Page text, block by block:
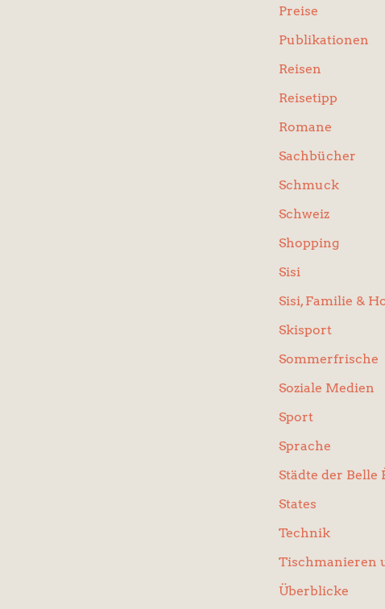
Preise
Publikationen
Reisen
Reisetipp
Romane
Sachbücher
Schmuck
Schweiz
Shopping
Sisi
Sisi, Familie &
Skisport
Sommerfrische
Soziale Medien
Sport
Sprache
Städte der Belle
States
Technik
Tischmanieren
Überblicke